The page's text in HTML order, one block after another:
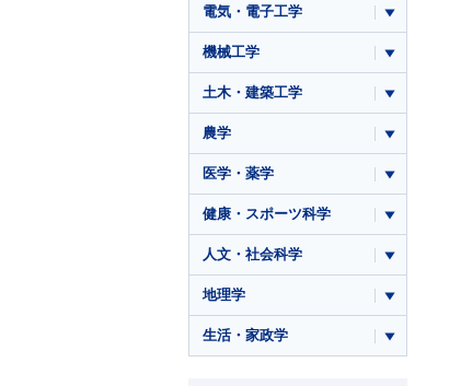
電気・電子工学
機械工学
土木・建築工学
農学
医学・薬学
健康・スポーツ科学
人文・社会科学
地理学
生活・家政学